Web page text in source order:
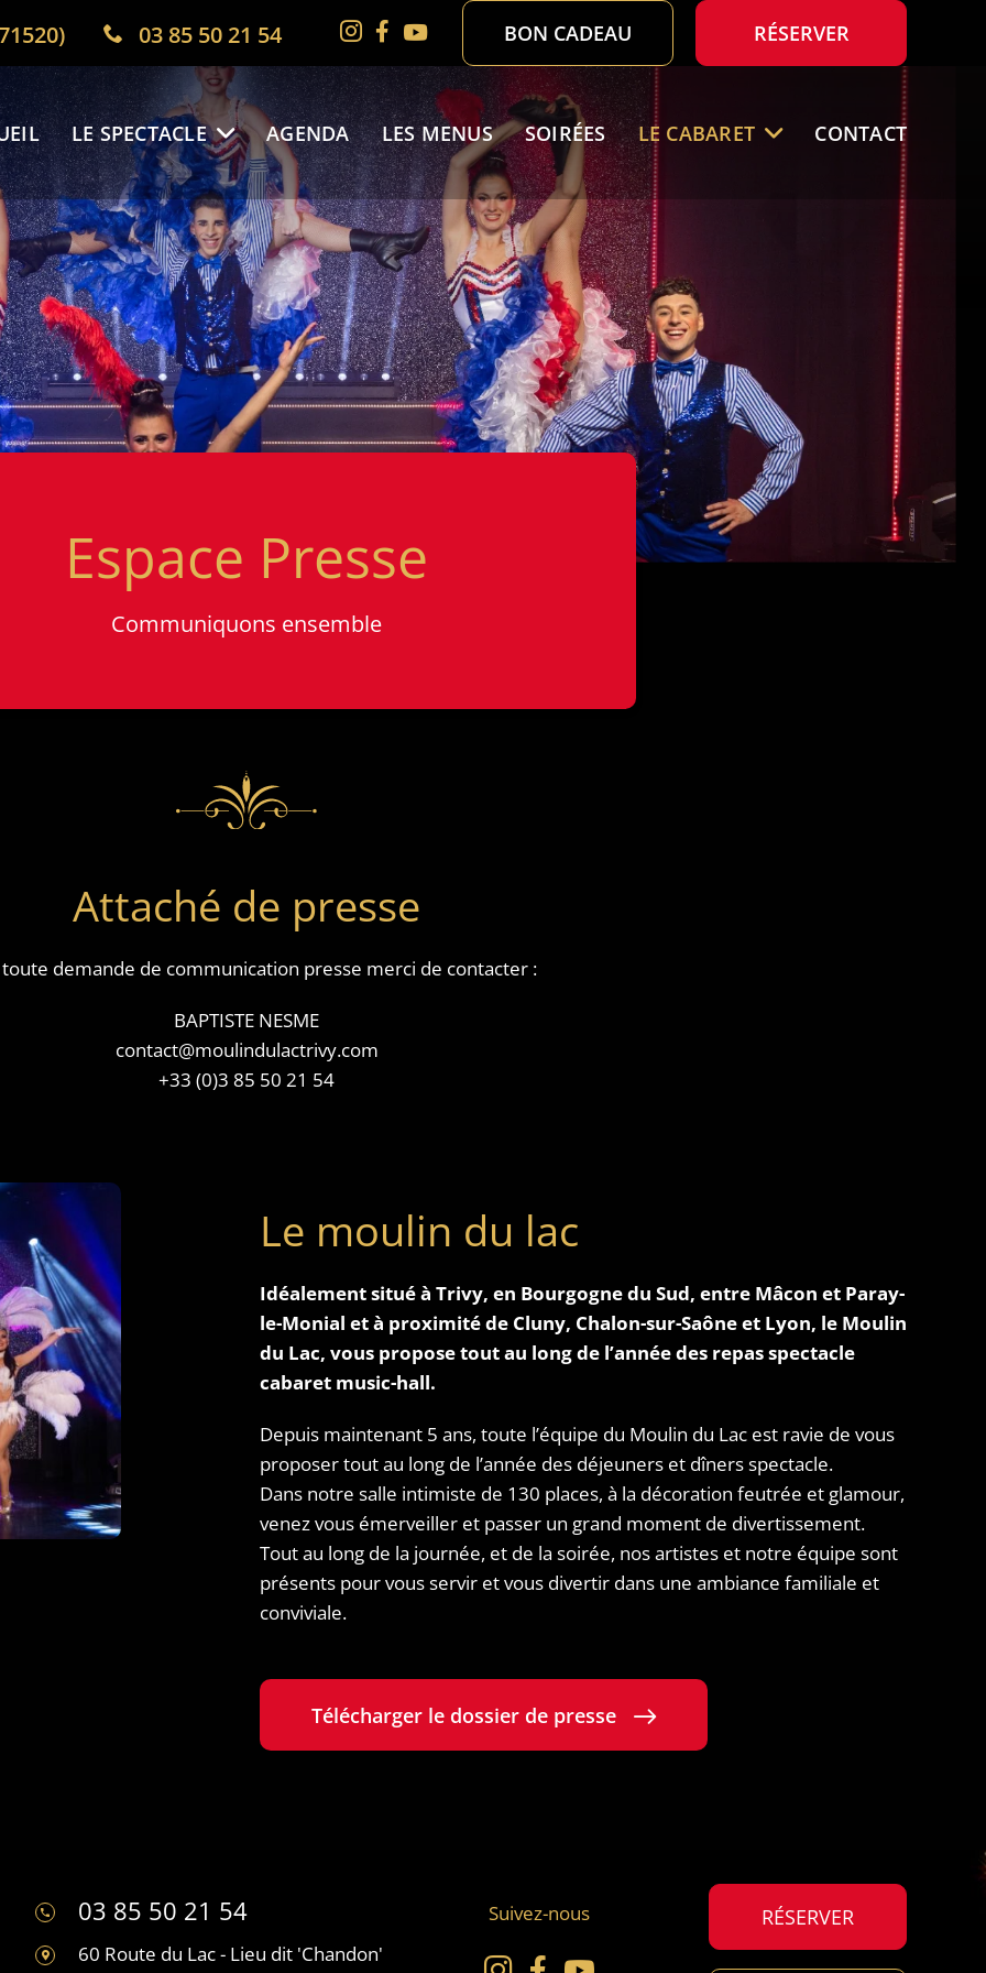
03 85 50 21 54 BON CADEAU RÉSERVER
LE SPECTACLE AGENDA LES MENUS SOIRÉES LE CABARET CONTACT
Espace Presse
Communiquons ensemble
Attaché de presse
demande de communication presse merci de contacter :
BAPTISTE NESME
contact@moulindulactrivy.com
+33 (0)3 85 50 21 54
Le moulin du lac
Idéalement situé à Trivy, en Bourgogne du Sud, entre Mâcon et Paray-
le-Monial et à proximité de Cluny, Chalon-sur-Saône et Lyon, le Moulin
du Lac, vous propose tout au long de l’année des repas spectacle
cabaret music-hall.
Depuis maintenant 5 ans, toute l’équipe du Moulin du Lac est ravie de vous
proposer tout au long de l’année des déjeuners et dîners spectacle.
Dans notre salle intimiste de 130 places, à la décoration feutrée et glamour,
venez vous émerveiller et passer un grand moment de divertissement.
Tout au long de la journée, et de la soirée, nos artistes et notre équipe sont
présents pour vous servir et vous divertir dans une ambiance familiale et
conviviale.
Télécharger le dossier de presse
03 85 50 21 54
60 Route du Lac - Lieu dit 'Chandon'
Suivez-nous RÉSERVER